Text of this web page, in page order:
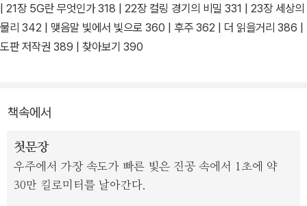
| 21장 5G란 무엇인가 318 | 22장 컬링 경기의 비밀 331 | 23장 세상의
물리 342 | 맺음말 빛에서 빛으로 360 | 후주 362 | 더 읽을거리 386 |
도판 저작권 389 | 찾아보기 390
책속에서
첫문장
우주에서 가장 속도가 빠른 빛은 진공 속에서 1초에 약
30만 킬로미터를 날아간다.